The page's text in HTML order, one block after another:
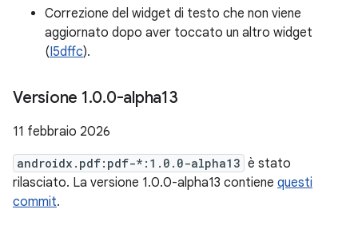
Correzione del widget di testo che non viene
aggiornato dopo aver toccato un altro widget
(I5dffc).
Versione 1.0.0-alpha13
11 febbraio 2026
androidx.pdf:pdf-*:1.0.0-alpha13 è stato
rilasciato. La versione 1.0.0-alpha13 contiene questi
commit.